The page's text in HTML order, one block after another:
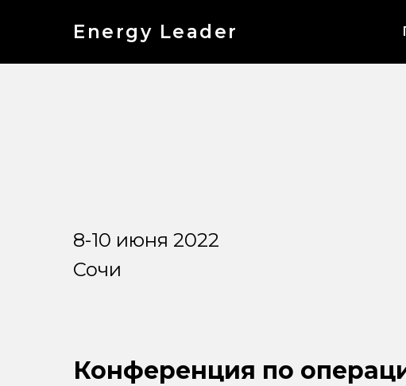
Energy Leader
Сочи
8-10 июня 2022
Конференция по